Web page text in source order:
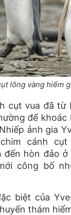
lông vàng hiếm
cụt vua đã từ
để khoác
ảnh gia
cánh cụt
đến hòn đảo ở
công bố
biệt của
thám